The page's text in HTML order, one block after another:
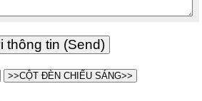
>>CỘT ĐÈN CHIẾU SÁNG>>